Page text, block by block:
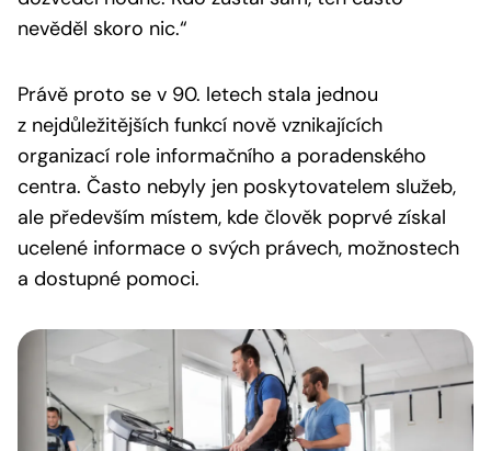
nevěděl skoro nic.“
Právě proto se v 90. letech stala jednou
z nejdůležitějších funkcí nově vznikajících
organizací role informačního a poradenského
centra. Často nebyly jen poskytovatelem služeb,
ale především místem, kde člověk poprvé získal
ucelené informace o svých právech, možnostech
a dostupné pomoci.